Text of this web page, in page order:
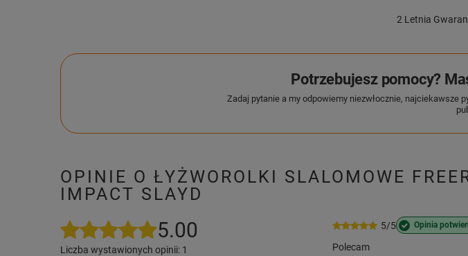
2 Letnia
Potrzebujesz pomocy?
Zadaj pytanie a my odpowiemy niezwłocznie, najciekawsze
OPINIE O ŁYŻWOROLKI SLALOMOWE
IMPACT SLAYD
5.00
Liczba wystawionych opinii: 1
5/5 Opinia
Polecam